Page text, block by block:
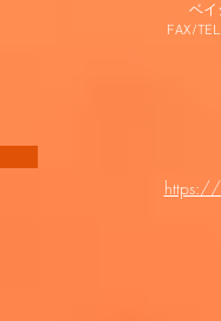
ベイ
FAX/
https://